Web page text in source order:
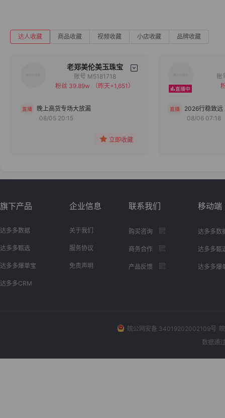
达人收藏 商品收藏 视频收藏 小店收藏 品牌收藏
老郑美伦美玉珠宝
备注
分组
账号 M5181718
粉丝 39.89w
（昨天+1,651）
晚上高货专场大放漏
08/05 20:15
立即收藏
2026行稳致远
08/06 07:18
旗下产品
达多多数据
达多多甄选
达多多爆单宝
达多多CRM
企业信息
关于我们
服务协议
免责声明
联系我们
购买咨询
商务合作
产品反馈
移动端
达多多数
达多多甄
达多多爆
皖公网安备 34019202002109号
数据通